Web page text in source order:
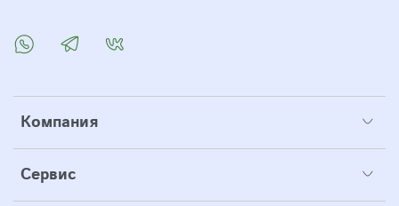
Компания
Сервис